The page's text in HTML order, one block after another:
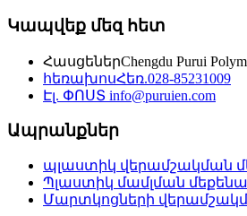
Կապվեք մեզ հետ
ՀասցեներChengdu Purui
հեռախոսՀեռ.028-85231009
Էլ. ՓՈՍՏ info@puruien.com
Ապրանքներ
պլաստիկ վերամշակման
Պլաստիկ մամլման մեքենա
Մարտկոցների